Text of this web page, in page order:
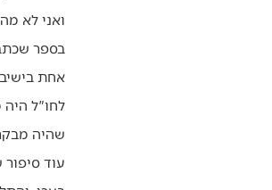
ואני לא
בספר
אחת
לחו"ל
שהיה
עוד